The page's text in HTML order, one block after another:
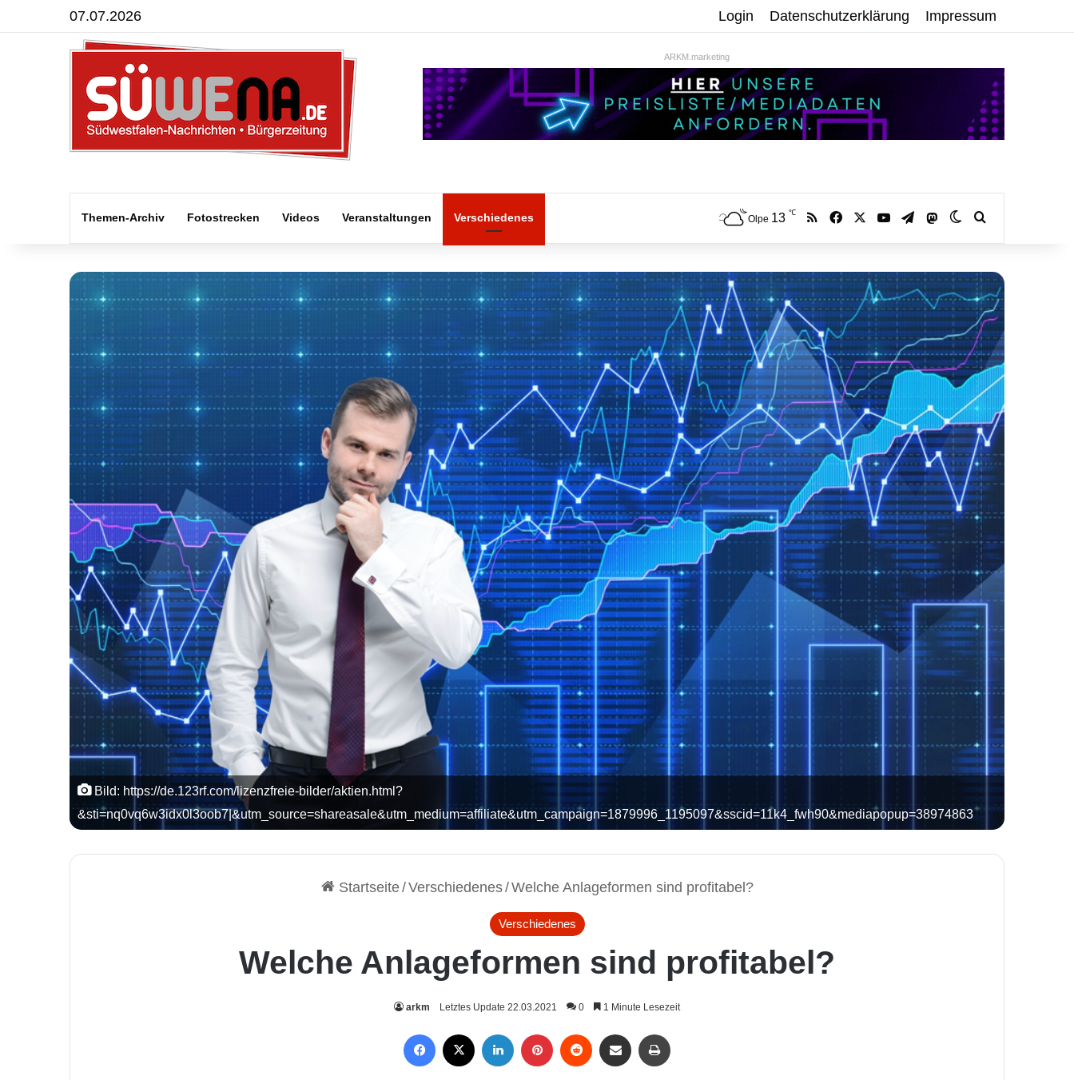
07.07.2026 Login Datenschutzerklärung Impressum
ARKM.marketing
Themen-Archiv Fotostrecken Videos Veranstaltungen Verschiedenes Olpe 13 ℃ RSS Facebook YouTubeTelegramMastodonSkin umschalten
Bild: https://de.123rf.com/lizenzfreie-bilder/aktien.html?
&sti=nq0vq6w3idx0l3oob7|&utm_source=shareasale&utm_medium=affiliate&utm_campaign=1879996_1195097&sscid=11k4_fwh90&mediapopup=38974863
Startseite/Verschiedenes/Welche Anlageformen sind profitabel?
Verschiedenes
Welche Anlageformen sind profitabel?
arkm Letztes Update 22.03.2021 0 1 Minute Lesezeit